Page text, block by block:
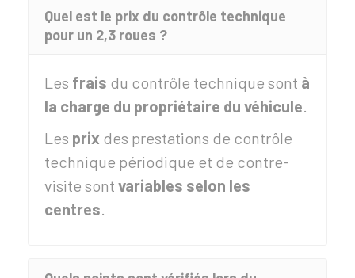
Quel est le prix du contrôle technique
pour un 2,3 roues ?
Les frais du contrôle technique sont à
la charge du propriétaire du véhicule.
Les prix des prestations de contrôle
technique périodique et de contre-
visite sont variables selon les
centres.